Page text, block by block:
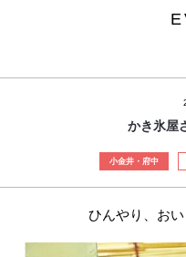
かき氷屋
小金井・府中
ひんやり、お